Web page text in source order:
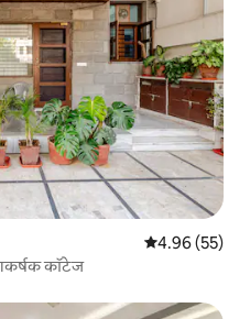
औसत रेटिंग 5 में
4.96 (55)
कॉटेज